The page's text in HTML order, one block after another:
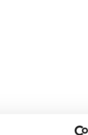
super white 60 g,